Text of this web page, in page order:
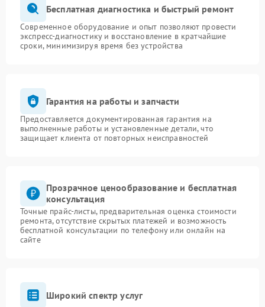
Бесплатная диагностика и быстрый ремонт
Современное оборудование и опыт позволяют провести
экспресс-диагностику и восстановление в кратчайшие
сроки, минимизируя время без устройства
Гарантия на работы и запчасти
Предоставляется документированная гарантия на
выполненные работы и установленные детали, что
защищает клиента от повторных неисправностей
Прозрачное ценообразование и бесплатная
консультация
Точные прайс-листы, предварительная оценка стоимости
ремонта, отсутствие скрытых платежей и возможность
бесплатной консультации по телефону или онлайн на
сайте
Широкий спектр услуг